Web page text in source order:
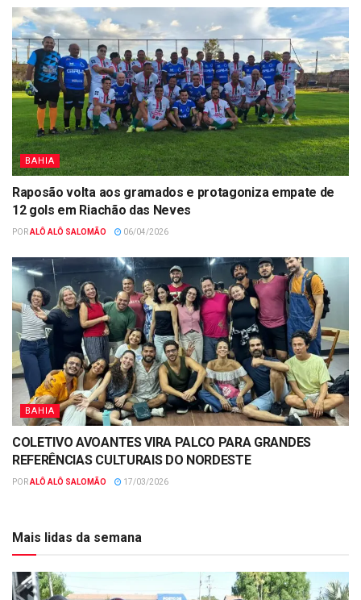
BAHIA
Raposão volta aos gramados e protagoniza empate de
12 gols em Riachão das Neves
PORALÔ ALÔ SALOMÃO 06/04/2026
BAHIA
COLETIVO AVOANTES VIRA PALCO PARA GRANDES
REFERÊNCIAS CULTURAIS DO NORDESTE
PORALÔ ALÔ SALOMÃO 17/03/2026
Mais lidas da semana